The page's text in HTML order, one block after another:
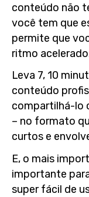
conteúdo não
você tem que
permite que
ritmo
Leva 7, 10
conteúdo
compartilhá-lo
– no formato
curtos e
E, o mais
importante
super fácil de